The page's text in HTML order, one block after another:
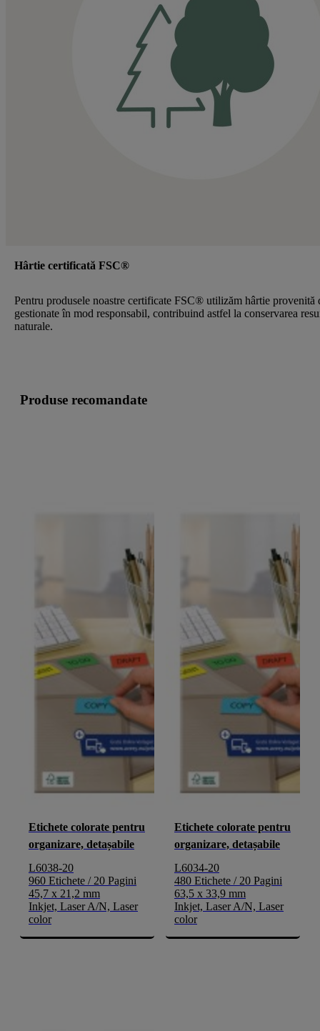
Hârtie certificată FSC®
Pentru produsele noastre certificate FSC® utilizăm hârtie provenită
gestionate în mod responsabil, contribuind astfel la conservarea
naturale.
Produse recomandate
Etichete colorate pentru
organizare, detașabile
L6038-20
960 Etichete / 20 Pagini
45,7 x 21,2 mm
Inkjet, Laser A/N, Laser
color
Etichete colorate pentru
organizare, detașabile
L6034-20
480 Etichete / 20 Pagini
63,5 x 33,9 mm
Inkjet, Laser A/N, Laser
color